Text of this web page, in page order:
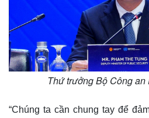
Bất động sản
Khởi nghiệp
Thứ trưởng Bộ Công an
“Chúng ta cần chung tay để